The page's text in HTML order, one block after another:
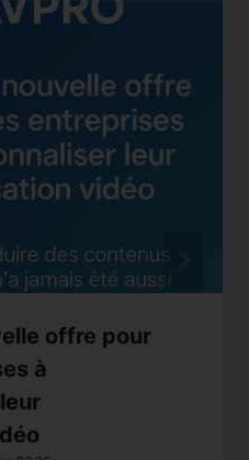
offre pour
à